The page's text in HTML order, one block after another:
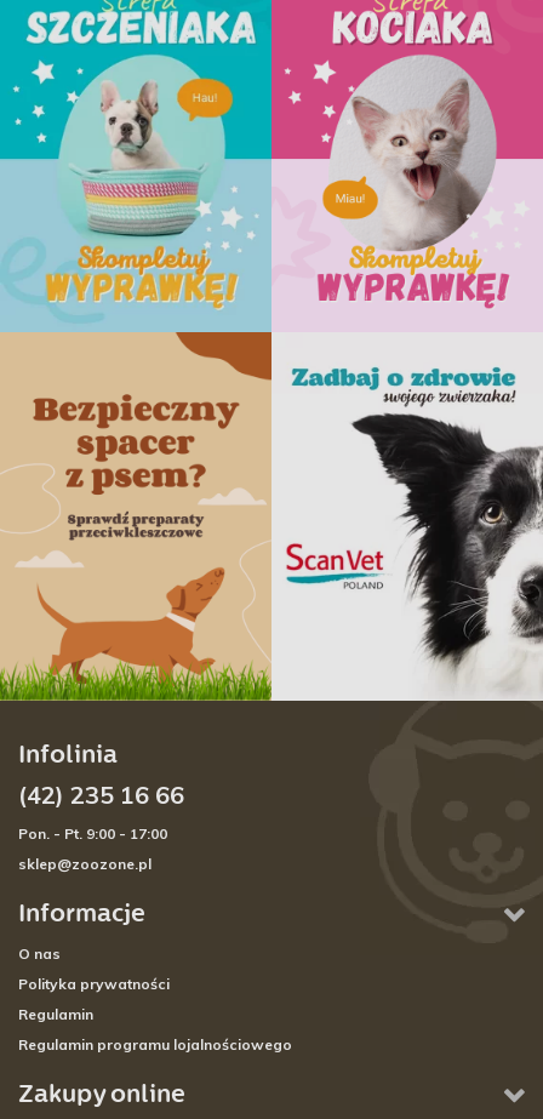
Informacje
O nas
Polityka prywatności
Regulamin
Regulamin programu lojalnościowego
Zakupy online
Infolinia
(42) 235 16 66
Pon. - Pt. 9:00 - 17:00
sklep@zoozone.pl